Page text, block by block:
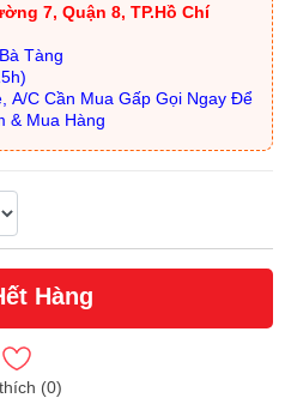
7, Quận 8, TP.Hồ Chí
Tàng
A/C Cần Mua Gấp Gọi Ngay Để
& Mua Hàng
Hàng
(0)